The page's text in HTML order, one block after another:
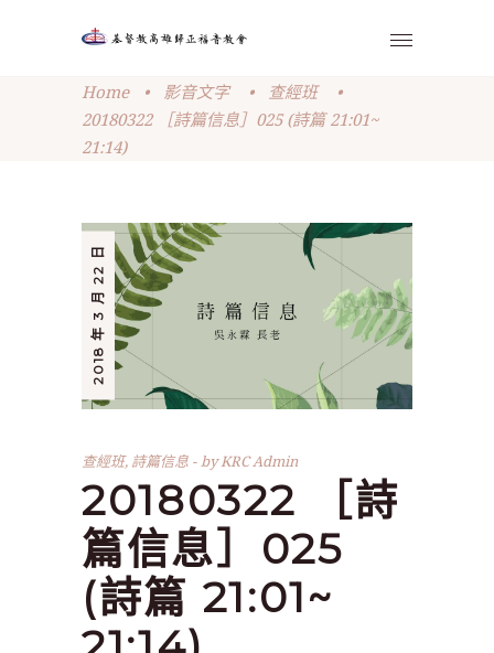
Home • 影音文字 • 查經班
•
20180322 ［詩篇信息］025 (詩篇 21:01~
21:14)
2018 年 3 月 22 日
查經班, 詩篇信息 byKRC Admin
20180322 ［詩
篇信息］025
(詩篇 21:01~